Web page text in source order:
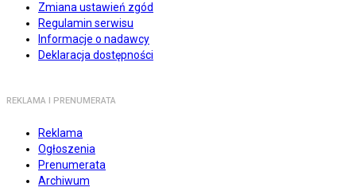
Zmiana ustawień zgód
Regulamin serwisu
Informacje o nadawcy
Deklaracja dostępności
REKLAMA I PRENUMERATA
Reklama
Ogłoszenia
Prenumerata
Archiwum